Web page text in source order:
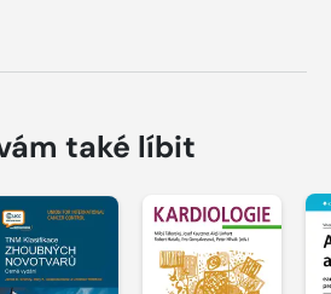
také líbit